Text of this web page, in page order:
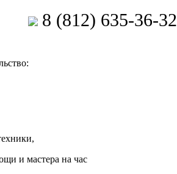
8 (812) 635-36-32
и мастера на час